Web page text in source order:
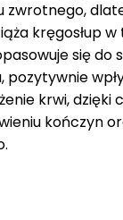
zwrotnego,
kręgosłup w
się do
pozytywnie
krwi, dzięki
kończyn